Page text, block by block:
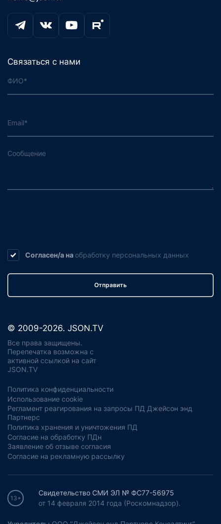
Связаться с нами
Согласен/а на обработку персональных данных
Отправить
© 2009-2026. JSON.TV
Все права защищены.
Перепечатка возможна с
активной ссылкой на сайт
JSON.TV
Политика конфиденциальности
Использование cookie
Регламент реагирования на запросы ПД Джейсон энд
Партнерс
Политика хранения и уничтожения ПД
Согласие на обработку ПДн
Заявление об отзыве согласия
Согласие на рекламную рассылку
13+
Свидетельство СМИ ЭЛ № ФС77-56975
от 14 февраля 2014 года (Роскомнадзор).